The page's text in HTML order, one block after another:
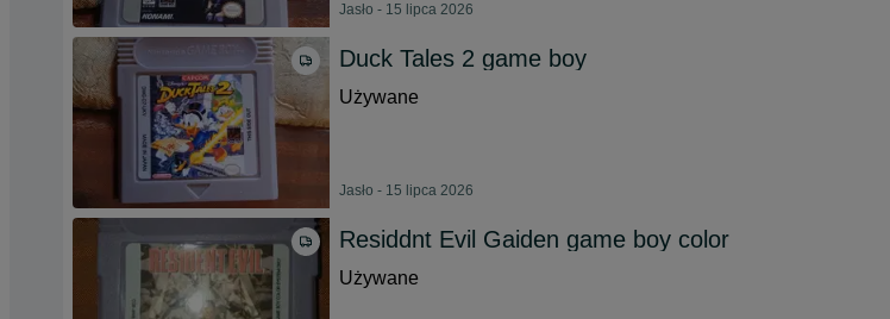
Jasło - 15 lipca 2026
Duck Tales 2 game boy
Używane
Jasło - 15 lipca 2026
Residdnt Evil Gaiden game boy color
Używane